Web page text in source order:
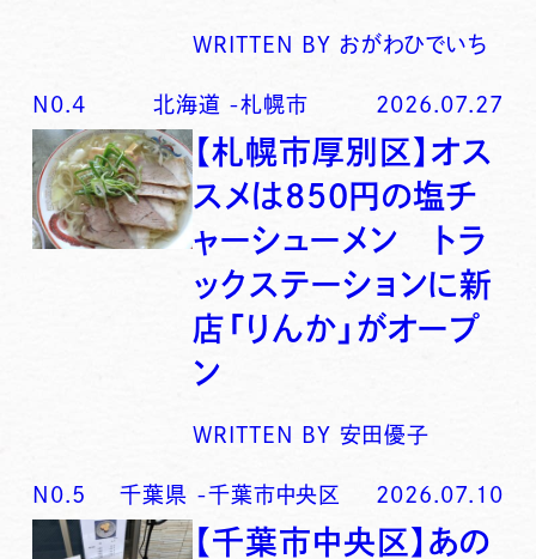
WRITTEN BY おがわひでいち
N0. 4 北海道 -札幌市 2026.07.27
【札幌市厚別区】オス
スメは850円の塩チ
ャーシューメン トラ
ックステーションに新
店「りんか」がオープ
ン
WRITTEN BY 安田優子
N0. 5 千葉県 -千葉市中央区 2026.07.10
【千葉市中央区】あの